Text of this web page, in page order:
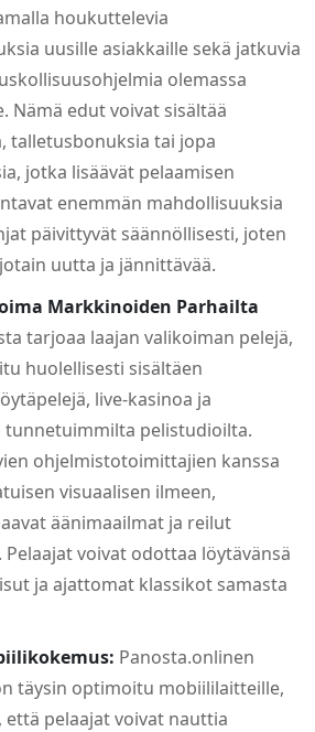
houkuttelevia
uusille asiakkaille sekä jatkuvia
olemassa
Nämä edut voivat sisältää
talletusbonuksia tai jopa
jotka lisäävät pelaamisen
enemmän mahdollisuuksia
päivittyvät säännöllisesti, joten
uutta ja jännittävää.
Markkinoiden Parhailta
tarjoaa laajan valikoiman pelejä,
huolellisesti sisältäen
live-kasinoa ja
tunnetuimmilta pelistudioilta.
ohjelmistotoimittajien kanssa
visuaalisen ilmeen,
äänimaailmat ja reilut
voivat odottaa löytävänsä
ja ajattomat klassikot samasta
Panosta.onlinen
täysin optimoitu mobiililaitteille,
pelaajat voivat nauttia